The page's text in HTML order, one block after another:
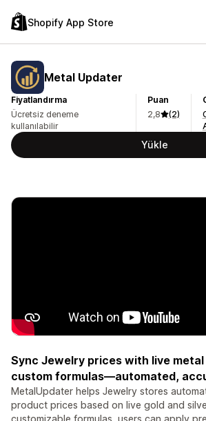
Shopify App Store
Metal Updater
Fiyatlandırma
Ücretsiz deneme
kullanılabilir
Puan
2,8
(2)
Yükle
Sync Jewelry prices with live
custom formulas—automated,
MetalUpdater helps Jewelry stores
product prices based on live gold and